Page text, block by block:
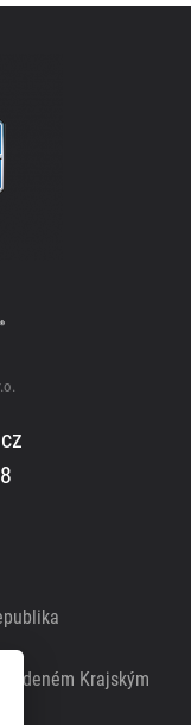
Krajským